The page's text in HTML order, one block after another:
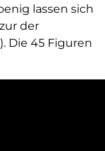
lassen sich
der
Die 45 Figuren